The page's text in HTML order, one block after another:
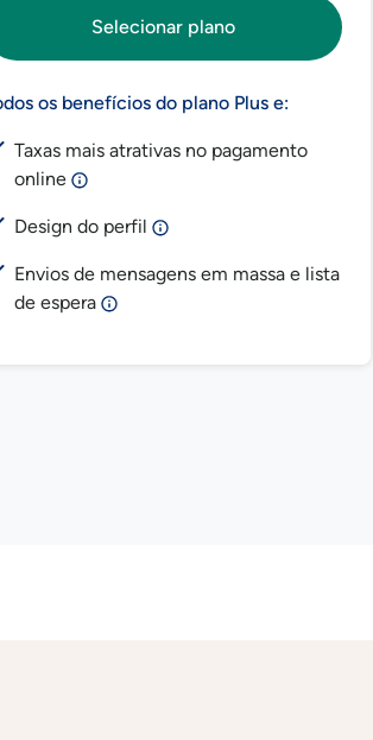
Selecionar plano
os benefícios do plano Plus e:
Taxas mais atrativas no pagamento
online
Design do perfil
Envios de mensagens em massa e lista
de espera